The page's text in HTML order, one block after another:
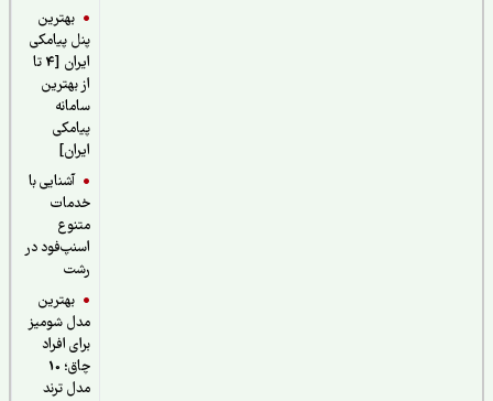
بهترین
پنل پیامکی
ایران [4 تا
از بهترین
سامانه
پیامکی
آشنایی با
خدمات
اسنپ‌فود در
بهترین
مدل شومیز
برای افراد
چاق؛ 10
مدل ترند